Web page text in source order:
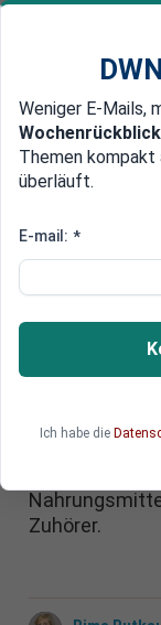
Newsticker
Edelmetalle
Minsk
bislang
Union zum
Lobbyisten
diesen
Zuhörer.
Weniger E-Mails,
Wochenrückblick
Themen
überläuft.
E-mail: *
Ich habe die